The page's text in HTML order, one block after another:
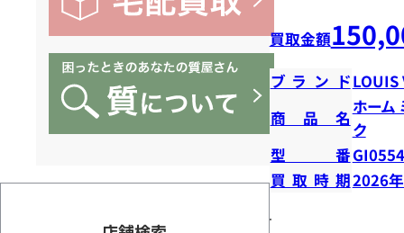
買取金額
ブランドLOUIS
商品名
ホーム
ク
型番GI0554
買取時期2026